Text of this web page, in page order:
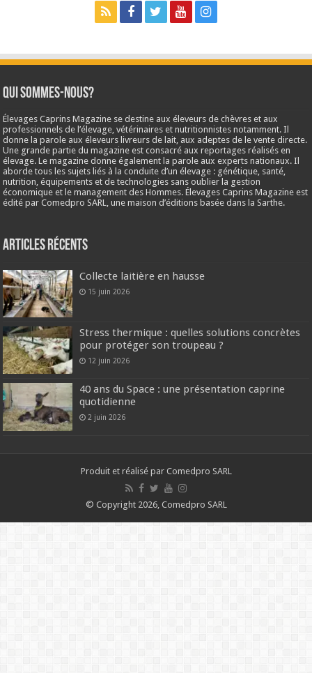
Qui sommes-nous?
Élevages Caprins Magazine se destine aux éleveurs de chèvres et aux
professionnels de l’élevage, vétérinaires et nutritionnistes notamment. Il
donne la parole aux éleveurs livreurs de lait, aux adeptes de le vente directe.
Une grande partie du magazine est consacré aux reportages réalisés en
élevage. Le magazine donne également la parole aux experts nationaux. Il
aborde tous les sujets liés à la conduite d’un élevage : génétique, santé,
nutrition, équipements et de technologies sans oublier la gestion
économique et le management des Hommes. Élevages Caprins Magazine est
édité par Comedpro SARL, une maison d’éditions basée dans la Sarthe.
Articles récents
Collecte laitière en hausse
15 juin 2026
Stress thermique : quelles solutions concrètes
pour protéger son troupeau ?
12 juin 2026
40 ans du Space : une présentation caprine
quotidienne
2 juin 2026
Produit et réalisé par Comedpro SARL
© Copyright 2026, Comedpro SARL